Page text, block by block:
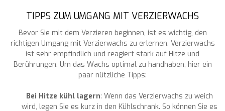
TIPPS ZUM UMGANG MIT VERZIERWACHS
Bevor Sie mit dem Verzieren beginnen, ist es wichtig, den
richtigen Umgang mit Verzierwachs zu erlernen. Verzierwachs
ist sehr empfindlich und reagiert stark auf Hitze und
Berührungen. Um das Wachs optimal zu handhaben, hier ein
paar nützliche Tipps:
Bei Hitze kühl lagern: Wenn das Verzierwachs zu weich
wird, legen Sie es kurz in den Kühlschrank. So können Sie es